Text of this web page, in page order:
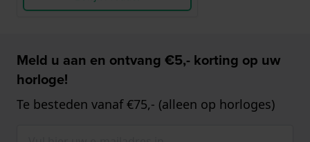
Meld u aan en ontvang €5,- korting op uw
horloge!
Te besteden vanaf €75,- (alleen op horloges)